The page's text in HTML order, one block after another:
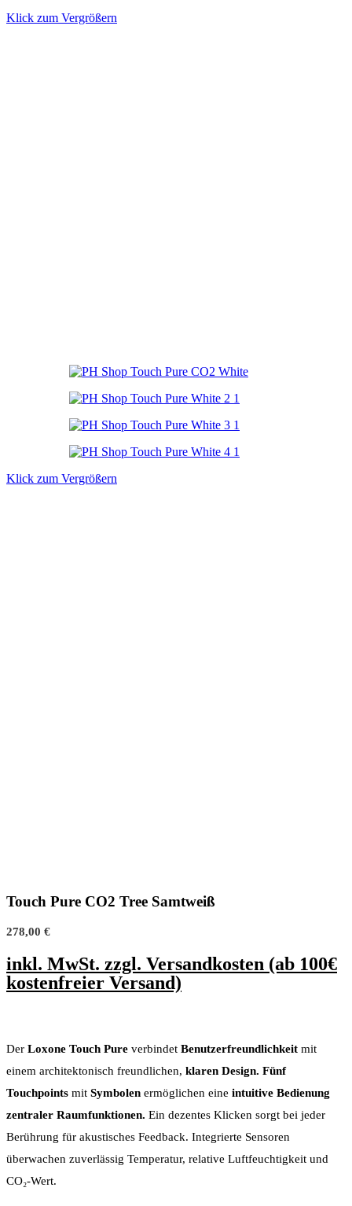
Klick zum Vergrößern
Klick zum Vergrößern
Touch Pure CO2 Tree Samtweiß
278,00 €
inkl. MwSt. zzgl. Versandkosten (ab 100€
kostenfreier Versand)
Der Loxone Touch Pure verbindet Benutzerfreundlichkeit mit
einem architektonisch freundlichen, klaren Design. Fünf
Touchpoints mit Symbolen ermöglichen eine intuitive Bedienung
zentraler Raumfunktionen. Ein dezentes Klicken sorgt bei jeder
Berührung für akustisches Feedback. Integrierte Sensoren
überwachen zuverlässig Temperatur, relative Luftfeuchtigkeit und
CO₂-Wert.